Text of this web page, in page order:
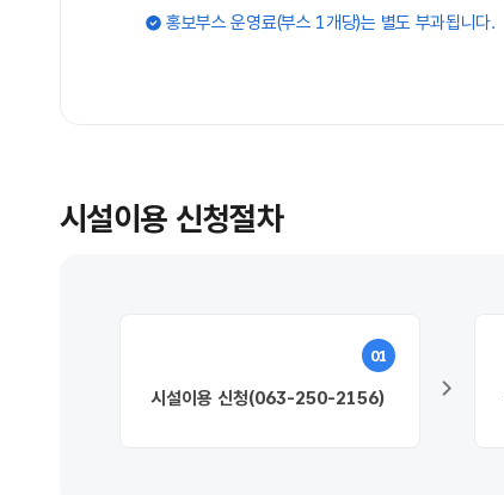
홍보부스 운영료(부스 1개당)는 별도 부과됩니다.
시설이용 신청절차
01
시설이용 신청(063-250-2156)